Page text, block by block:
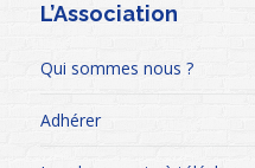
L’Association
Qui sommes nous ?
Adhérer